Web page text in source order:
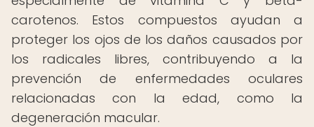
carotenos. Estos compuestos ayudan a
proteger los ojos de los daños causados por
los radicales libres, contribuyendo a la
prevención de enfermedades oculares
relacionadas con la edad, como la
degeneración macular.